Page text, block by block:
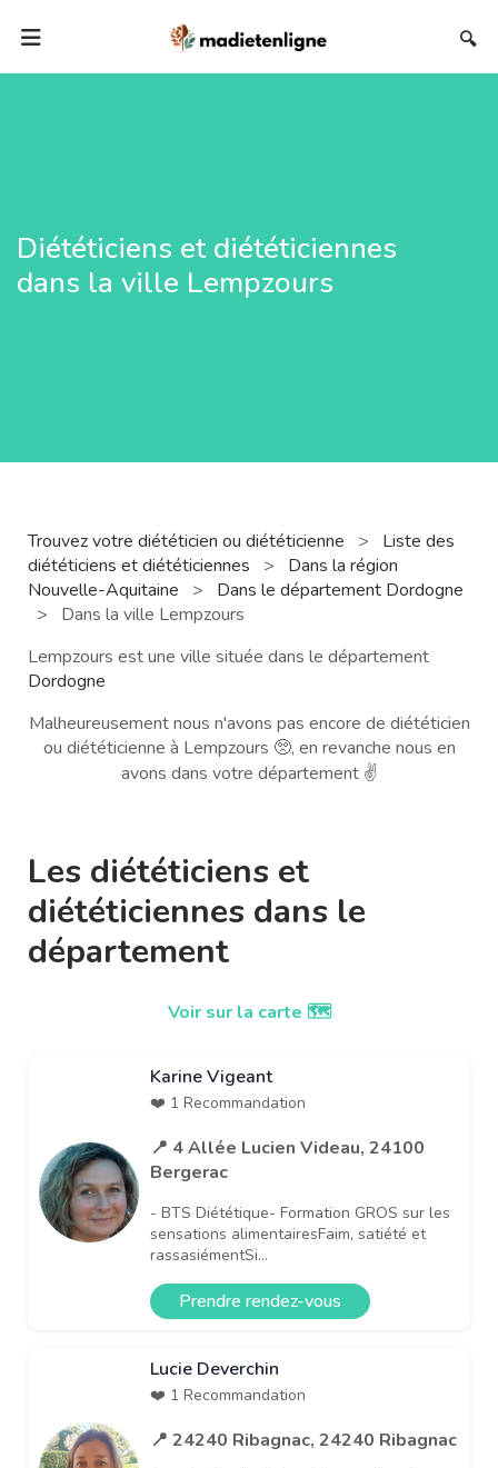
🔍
Diététiciens et diététiciennes
dans la ville Lempzours
Trouvez votre diététicien ou diététicienne >
Liste des
diététiciens et diététiciennes
>
Dans la région
Nouvelle-Aquitaine
>
Dans le département Dordogne
>
Dans la ville Lempzours
Lempzours est une ville située dans le département
Dordogne
Malheureusement nous n'avons pas encore de diététicien
ou diététicienne à Lempzours 🥺, en revanche nous en
avons dans votre département ✌️
Les diététiciens et
diététiciennes dans le
département
Voir sur la carte 🗺️
Karine Vigeant
❤️ 1 Recommandation
📍 4 Allée Lucien Videau, 24100
Bergerac
- BTS Diététique- Formation GROS sur les
sensations alimentairesFaim, satiété et
rassasiémentSi...
Prendre rendez-vous
Lucie Deverchin
❤️ 1 Recommandation
📍 24240 Ribagnac, 24240 Ribagnac